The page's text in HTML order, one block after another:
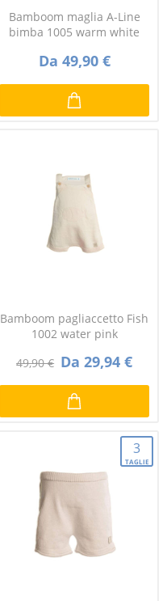
Bamboom maglia A-Line
bimba 1005 warm white
Da 49,90 €
Bamboom pagliaccetto Fish
1002 water pink
49,90 € Da 29,94 €
3
TAGLIE